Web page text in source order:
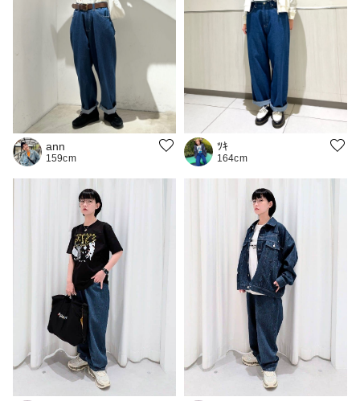
ann
159cm
ﾂｷ
164cm